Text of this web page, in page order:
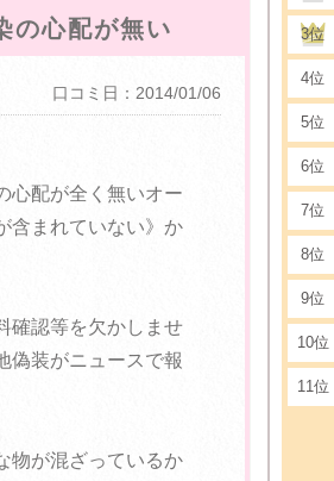
の心配が無い
口コミ日：2014/01/06
心配が全く無いオー
含まれていない》か
確認等を欠かしませ
偽装がニュースで報
物が混ざっているか
3位
4位
5位
6位
7位
8位
9位
10位
11位